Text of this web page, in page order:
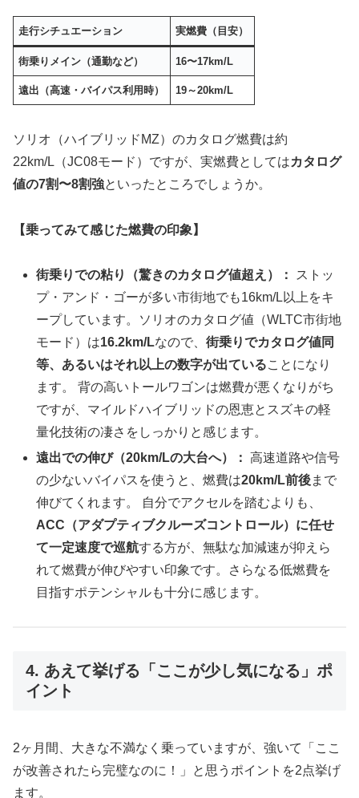
走行シチュエーション 実燃費（目安）
街乗りメイン（通勤など） 16〜17km/L
遠出（高速・バイパス利用時） 19～20km/L
ソリオ（ハイブリッドMZ）のカタログ燃費は約
22km/L（JC08モード）ですが、実燃費としてはカタログ
値の7割〜8割強といったところでしょうか。
【乗ってみて感じた燃費の印象】
街乗りでの粘り（驚きのカタログ値超え）：
ストッ
プ・アンド・ゴーが多い市街地でも16km/L以上をキ
ープしています。ソリオのカタログ値（WLTC市街地
モード）は16.2km/Lなので、街乗りでカタログ値同
等、あるいはそれ以上の数字が出ていることになり
ます。 背の高いトールワゴンは燃費が悪くなりがち
ですが、マイルドハイブリッドの恩恵とスズキの軽
量化技術の凄さをしっかりと感じます。
遠出での伸び（20km/Lの大台へ）： 高速道路や信号
の少ないバイパスを使うと、燃費は20km/L前後まで
伸びてくれます。 自分でアクセルを踏むよりも、
ACC（アダプティブクルーズコントロール）に任せ
て一定速度で巡航する方が、無駄な加減速が抑えら
れて燃費が伸びやすい印象です。さらなる低燃費を
目指すポテンシャルも十分に感じます。
4. あえて挙げる「ここが少し気になる」ポ
イント
2ヶ月間、大きな不満なく乗っていますが、強いて「ここ
が改善されたら完璧なのに！」と思うポイントを2点挙げ
ます。